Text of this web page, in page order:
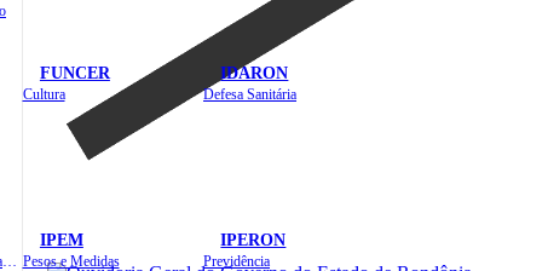
FUNCER
Cultura
IDARON
Defesa Sanitária
IPEM
Pesos e Medidas
IPERON
Previdência